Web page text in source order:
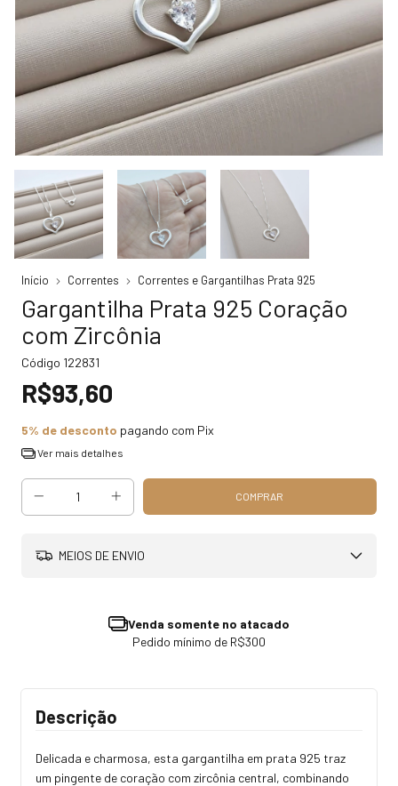
Início Correntes Correntes e Gargantilhas Prata 925
Gargantilha Prata 925 Coração
com Zircônia
Código 122831
R$93,60
5% de desconto pagando com Pix
Ver mais detalhes
MEIOS DE ENVIO
Venda somente no atacado
Pedido mínimo de R$300
Descrição
Delicada e charmosa, esta gargantilha em prata 925 traz
um pingente de coração com zircônia central, combinando